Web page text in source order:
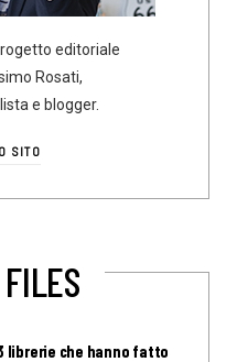
editoriale
Rosati,
e blogger.
SITO
librerie che hanno fatto